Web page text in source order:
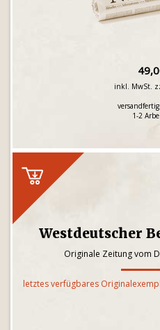
inkl. MwSt.
1-2
Westdeutscher
Originale Zeitung vom
letztes verfügbares